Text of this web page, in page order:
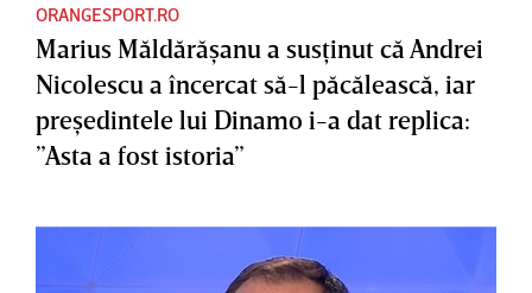
ORANGESPORT.RO
Marius Măldărăşanu a susţinut că Andrei
Nicolescu a încercat să-l păcălească, iar
preşedintele lui Dinamo i-a dat replica:
”Asta a fost istoria”